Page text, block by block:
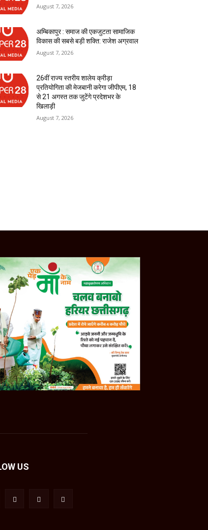
August 7, 2026
अम्बिकापुर : समाज की एकजुटता सामाजिक
विकास की सबसे बड़ी शक्ति: राजेश अग्रवाल
August 7, 2026
26वीं राज्य स्तरीय शालेय क्रीड़ा
प्रतियोगिता की मेजबानी करेगा जीपीएम, 18
से 21 अगस्त तक जुटेंगे प्रदेशभर के
खिलाड़ी
August 7, 2026
US